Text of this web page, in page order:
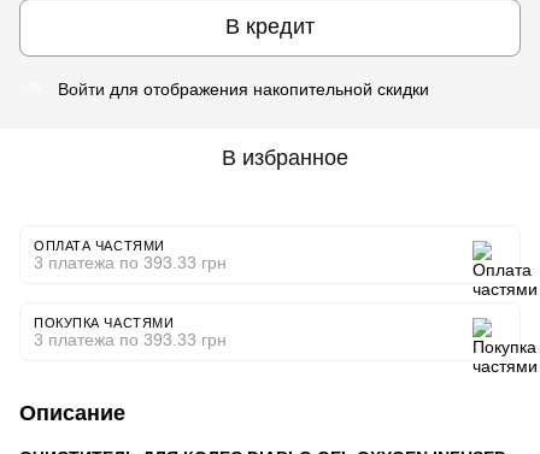
В кредит
Войти для отображения накопительной скидки
В избранное
ОПЛАТА ЧАСТЯМИ
3 платежа по 393.33 грн
ПОКУПКА ЧАСТЯМИ
3 платежа по 393.33 грн
Описание